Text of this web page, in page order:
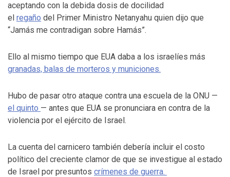
aceptando con la debida dosis de docilidad
el regaño del Primer Ministro Netanyahu quien dijo que
“Jamás me contradigan sobre Hamás”.
Ello al mismo tiempo que EUA daba a los israelíes más
granadas, balas de morteros y municiones.
Hubo de pasar otro ataque contra una escuela de la ONU —
el quinto — antes que EUA se pronunciara en contra de la
violencia por el ejército de Israel.
La cuenta del carnicero también debería incluir el costo
político del creciente clamor de que se investigue al estado
de Israel por presuntos crímenes de guerra.